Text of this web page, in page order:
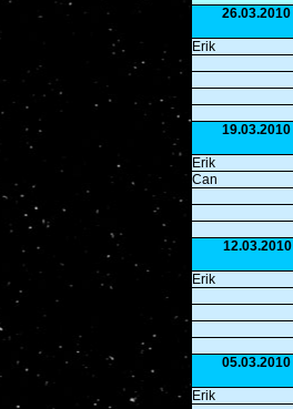
26.03.2010
Erik
19.03.2010
Erik
Can
12.03.2010
Erik
05.03.2010
Erik